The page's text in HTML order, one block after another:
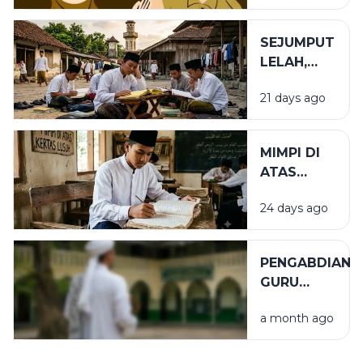
SEJUMPUT
LELAH,
BARAKAH
21 days ago
MIMPI DI
ATAS
LUSUH
24 days ago
PENGABDIAN
GURU
a month ago